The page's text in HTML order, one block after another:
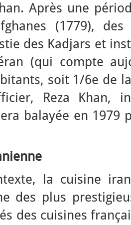
Après une
(1779),
des Kadjars et
(qui compte
soit 1/6e de
Reza Khan,
balayée en 1979
la cuisine
des plus
des cuisines